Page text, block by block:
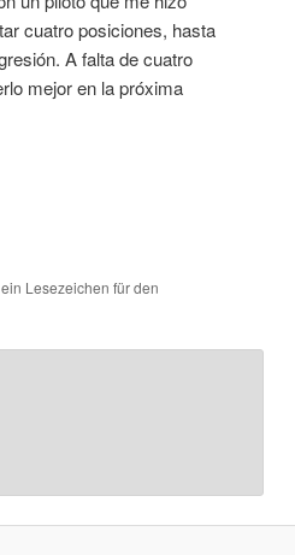
cuatro posiciones, hasta
A falta de cuatro
mejor en la próxima
Lesezeichen für den